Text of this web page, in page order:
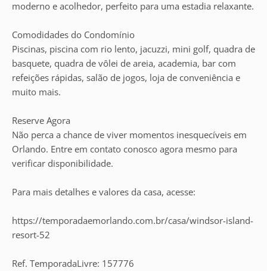
moderno e acolhedor, perfeito para uma estadia relaxante.
Comodidades do Condomínio
Piscinas, piscina com rio lento, jacuzzi, mini golf, quadra de
basquete, quadra de vôlei de areia, academia, bar com
refeições rápidas, salão de jogos, loja de conveniência e
muito mais.
Reserve Agora
Não perca a chance de viver momentos inesquecíveis em
Orlando. Entre em contato conosco agora mesmo para
verificar disponibilidade.
Para mais detalhes e valores da casa, acesse:
https://temporadaemorlando.com.br/casa/windsor-island-
resort-52
Ref. TemporadaLivre: 157776